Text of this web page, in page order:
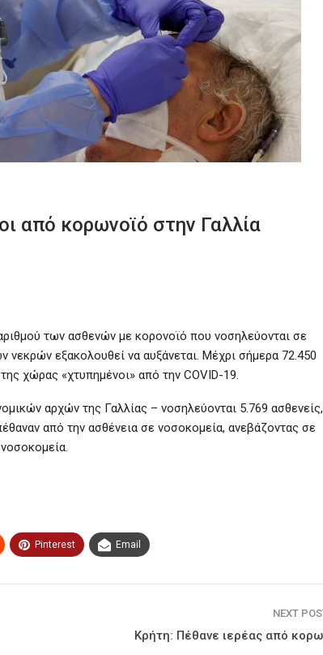
από κορωνοϊό στην Γαλλία
των ασθενών με κορονοϊό που νοσηλεύονται σε
εξακολουθεί να αυξάνεται. Μέχρι σήμερα 72.450
χώρας «χτυπημένοι» από την COVID-19.
αρχών της Γαλλίας – νοσηλεύονται 5.769
από την ασθένεια σε νοσοκομεία, ανεβάζοντας σε
Pinterest Email
NEXT
Κρήτη: Πέθανε ιερέας από